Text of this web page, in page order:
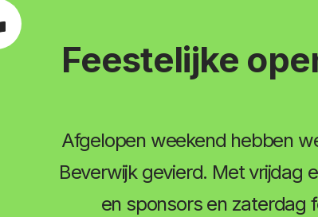
Feestelijke
Afgelopen weekend hebben
Beverwijk gevierd. Met vrijdag
en sponsors en zaterdag